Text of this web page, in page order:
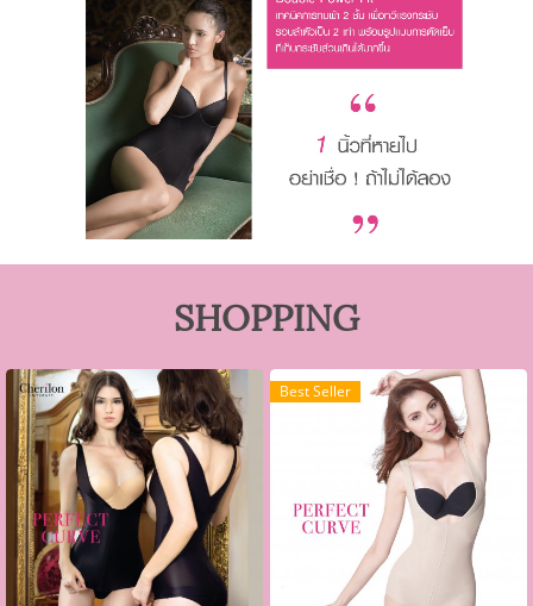
SHOPPING
Best Seller